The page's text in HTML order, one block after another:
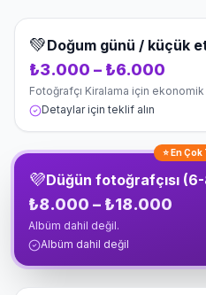
💚Doğum günü / küçük
₺3.000 – ₺6.000
Fotoğrafçı Kiralama için
Detaylar için teklif alın
⭐ En
💜Düğün fotoğrafçısı
₺8.000 – ₺18.000
Albüm dahil değil.
Albüm dahil değil